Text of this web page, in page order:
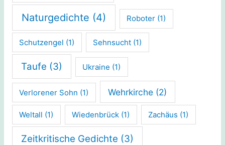
Naturgedichte (4) Roboter (1)
Schutzengel (1) Sehnsucht (1)
Taufe (3) Ukraine (1)
Verlorener Sohn (1) Wehrkirche (2)
Weltall (1) Wiedenbrück (1) Zachäus (1)
Zeitkritische Gedichte (3)